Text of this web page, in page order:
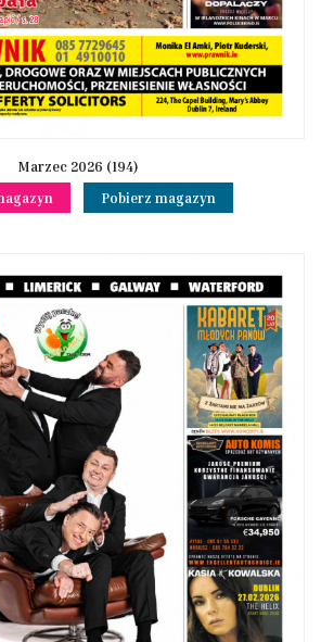
Marzec 2026 (194)
Pobierz magazyn